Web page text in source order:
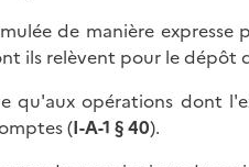
de manière expresse
ils relèvent pour le dépôt
qu'aux opérations dont
(I-A-1 § 40).